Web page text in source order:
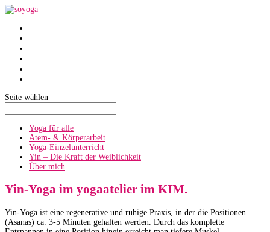
Seite wählen
Yoga für alle
Atem- & Körperarbeit
Yoga-Einzelunterricht
Yin – Die Kraft der Weiblichkeit
Über mich
Yin-Yoga im yogaatelier im KIM.
Yin-Yoga ist eine regenerative und ruhige Praxis, in der die Positionen
(Asanas) ca. 3-5 Minuten gehalten werden. Durch das komplette